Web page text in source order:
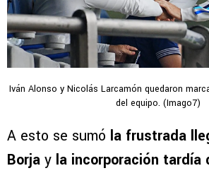
Iván Alonso y Nicolás Larcamón quedaron
del equipo. (Imago7)
A esto se sumó la frustrada
Borja y la incorporación tardía